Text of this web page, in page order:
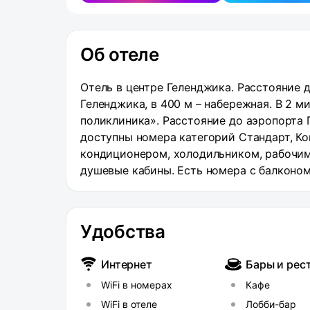
Об отеле
Отель в центре Геленджика.
Геленджика, в 400 м – набережная. В 2
поликлиника». Расстояние до
доступны номера категорий Стандарт,
кондиционером, холодильником,
душевые кабины. Есть номера с
нескольких минутах ходьбы от пляжа,
условия для расслабляющего отдыха.
вниманием дружелюбного персонала,
максимально приятным. Номера отеля
обеспечивая вам все необходимое для
Удобства
Интернет
WiFi в номерах
WiFi в отеле
Бары и
Кафе
Лобби-бар